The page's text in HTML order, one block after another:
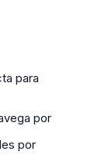
para
por
por